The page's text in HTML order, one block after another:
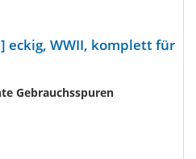
eckig, WWII, komplett für
Gebrauchsspuren